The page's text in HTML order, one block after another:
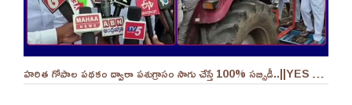
హరిత గోపాల పథకం ద్వారా పశుగ్రాసం సాగు చేస్తే 100% సబ్సిడీ..||YES 9TV